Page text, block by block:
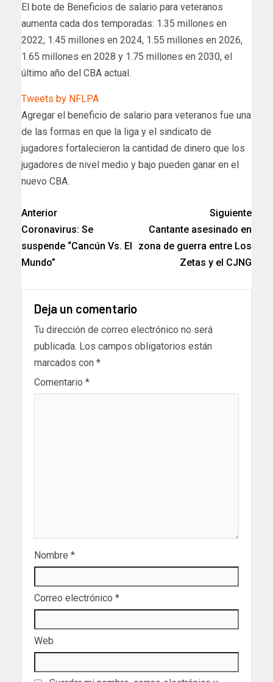
El bote de Beneficios de salario para veteranos
aumenta cada dos temporadas: 1.35 millones en
2022, 1.45 millones en 2024, 1.55 millones en 2026,
1.65 millones en 2028 y 1.75 millones en 2030, el
último año del CBA actual.
Tweets by NFLPA
Agregar el beneficio de salario para veteranos fue una
de las formas en que la liga y el sindicato de
jugadores fortalecieron la cantidad de dinero que los
jugadores de nivel medio y bajo pueden ganar en el
nuevo CBA.
Anterior
Coronavirus: Se
suspende “Cancún Vs. El
Mundo”
Siguiente
Cantante asesinado en
zona de guerra entre Los
Zetas y el CJNG
Deja un comentario
Tu dirección de correo electrónico no será
publicada. Los campos obligatorios están
marcados con *
Comentario *
Nombre *
Correo electrónico *
Web